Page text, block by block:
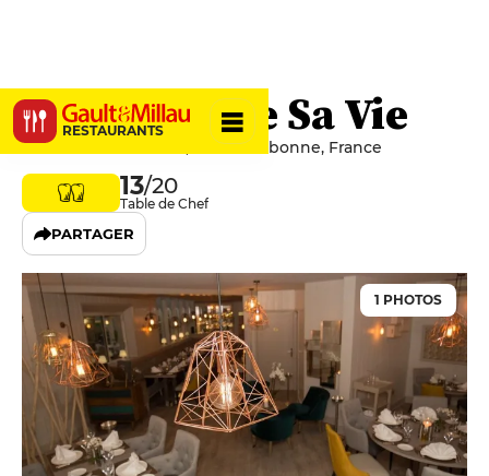
RESTAURANTS
Le Gastro De Sa Vie
1360 Route d'Antibes, 06560 Valbonne, France
13/20
Table de Chef
PARTAGER
1 PHOTOS